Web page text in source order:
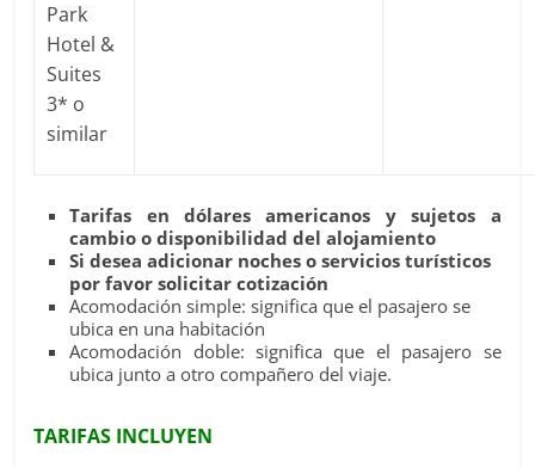
Park
Hotel &
Suites
3* o
similar
Tarifas en dólares americanos y sujetos a
cambio o disponibilidad del alojamiento
Si desea adicionar noches o servicios turísticos
por favor solicitar cotización
Acomodación simple: significa que el pasajero se
ubica en una habitación
Acomodación doble: significa que el pasajero se
ubica junto a otro compañero del viaje.
TARIFAS INCLUYEN